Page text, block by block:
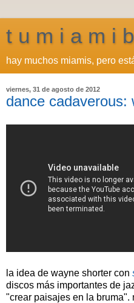
t u m i a m i
hay muchos miamis, pero
viernes, 31 de agosto de 2012
dance cadaverous:
la idea de wayne shorter con
discos más importantes de
"crear paisajes en la